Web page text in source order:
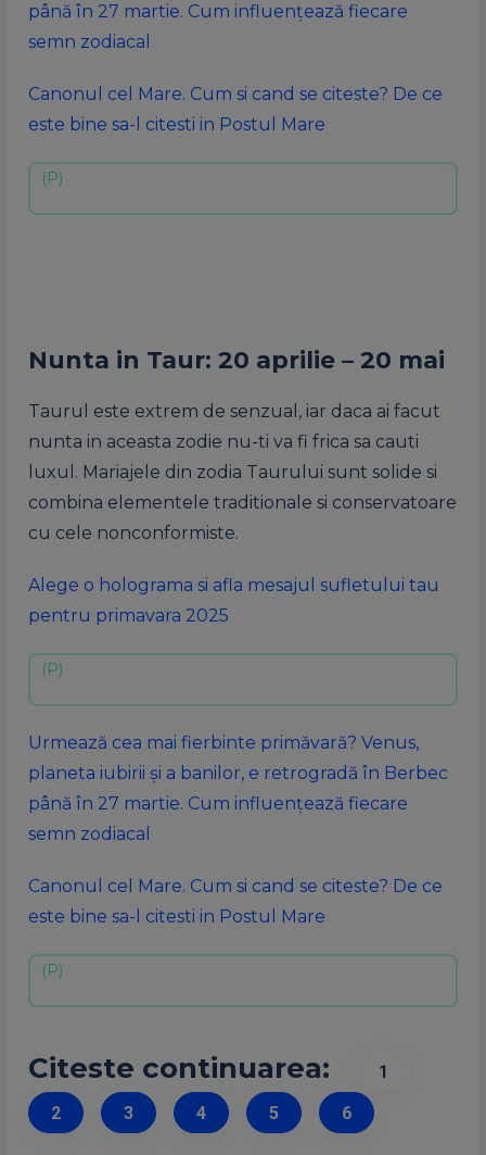
până în 27 martie. Cum influențează fiecare
semn zodiacal
Canonul cel Mare. Cum si cand se citeste? De ce
este bine sa-l citesti in Postul Mare
Nunta in Taur: 20 aprilie – 20 mai
Taurul este extrem de senzual, iar daca ai facut
nunta in aceasta zodie nu-ti va fi frica sa cauti
luxul. Mariajele din zodia Taurului sunt solide si
combina elementele traditionale si conservatoare
cu cele nonconformiste.
Alege o holograma si afla mesajul sufletului tau
pentru primavara 2025
Urmează cea mai fierbinte primăvară? Venus,
planeta iubirii și a banilor, e retrogradă în Berbec
până în 27 martie. Cum influențează fiecare
semn zodiacal
Canonul cel Mare. Cum si cand se citeste? De ce
este bine sa-l citesti in Postul Mare
Citeste continuarea:
1
2
3 4 5 6